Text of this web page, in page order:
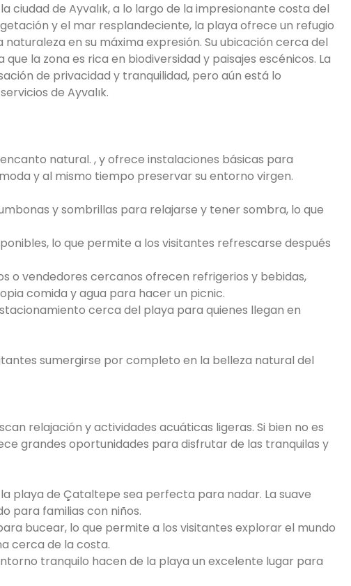
de Ayvalık, a lo largo de la impresionante costa del
y el mar resplandeciente, la playa ofrece un refugio
en su máxima expresión. Su ubicación cerca del
la zona es rica en biodiversidad y paisajes escénicos. La
de privacidad y tranquilidad, pero aún está lo
de Ayvalık.
natural. , y ofrece instalaciones básicas para
y al mismo tiempo preservar su entorno virgen.
y sombrillas para relajarse y tener sombra, lo que
lo que permite a los visitantes refrescarse después
o vendedores cercanos ofrecen refrigerios y bebidas,
comida y agua para hacer un picnic.
cerca del playa para quienes llegan en
sumergirse por completo en la belleza natural del
relajación y actividades acuáticas ligeras. Si bien no es
grandes oportunidades para disfrutar de las tranquilas y
playa de Çataltepe sea perfecta para nadar. La suave
para familias con niños.
bucear, lo que permite a los visitantes explorar el mundo
cerca de la costa.
tranquilo hacen de la playa un excelente lugar para